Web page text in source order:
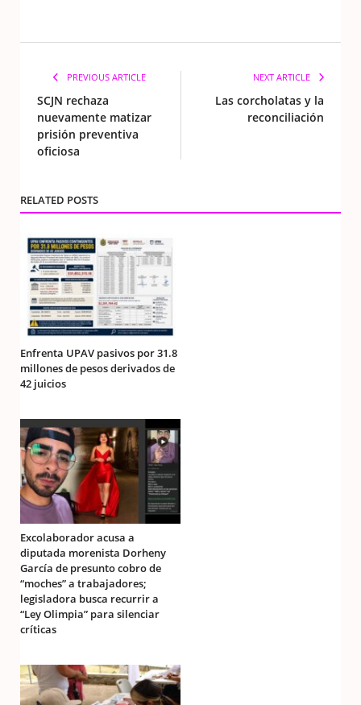
PREVIOUS ARTICLE
SCJN rechaza
nuevamente matizar
prisión preventiva
oficiosa
NEXT ARTICLE
Las corcholatas y la
reconciliación
RELATED POSTS
Enfrenta UPAV pasivos por 31.8
millones de pesos derivados de
42 juicios
Excolaborador acusa a
diputada morenista Dorheny
García de presunto cobro de
“moches” a trabajadores;
legisladora busca recurrir a
“Ley Olimpia” para silenciar
críticas